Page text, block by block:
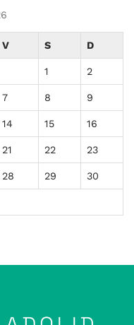
V S D
1 2
7 8 9
14 15 16
21 22 23
28 29 30